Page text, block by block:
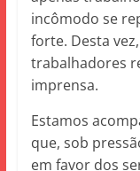
incômodo se
forte. Desta
trabalhadores
imprensa.
Estamos
que, sob
em favor dos